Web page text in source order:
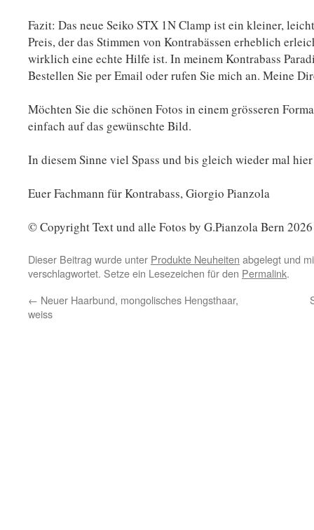
Fazit: Das neue Seiko STX 1N Clamp ist ein kleiner,
Preis, der das Stimmen von Kontrabässen erheblich
wirklich eine echte Hilfe ist. In meinem Kontrabass
Bestellen Sie per Email oder rufen Sie mich an. Meine
Möchten Sie die schönen Fotos in einem grösseren
einfach auf das gewünschte Bild.
In diesem Sinne viel Spass und bis gleich wieder mal
Euer Fachmann für Kontrabass, Giorgio Pianzola
© Copyright Text und alle Fotos by G.Pianzola Bern 2026
Dieser Beitrag wurde unter Produkte Neuheiten abgelegt und
verschlagwortet. Setze ein Lesezeichen für den Permalink.
← Neuer Haarbund, mongolisches Hengsthaar,
weiss